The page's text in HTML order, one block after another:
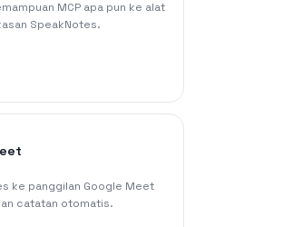
MCP apa pun ke alat
SpeakNotes.
ke panggilan Google Meet
catatan otomatis.